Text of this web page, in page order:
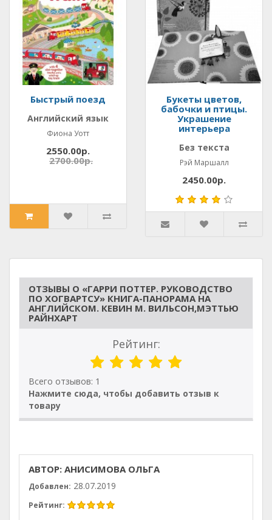
Быстрый поезд
Английский язык
Фиона Уотт
2550.00р.
2700.00р.
Букеты цветов,
бабочки и птицы.
Украшение
интерьера
Без текста
Рэй Маршалл
2450.00р.
ОТЗЫВЫ О «ГАРРИ ПОТТЕР. РУКОВОДСТВО
ПО ХОГВАРТСУ» КНИГА-ПАНОРАМА НА
АНГЛИЙСКОМ. КЕВИН М. ВИЛЬСОН,МЭТТЬЮ
РАЙНХАРТ
Рейтинг:
Всего отзывов: 1
Нажмите сюда, чтобы добавить отзыв к
товару
АВТОР: АНИСИМОВА ОЛЬГА
Добавлен: 28.07.2019
Рейтинг: